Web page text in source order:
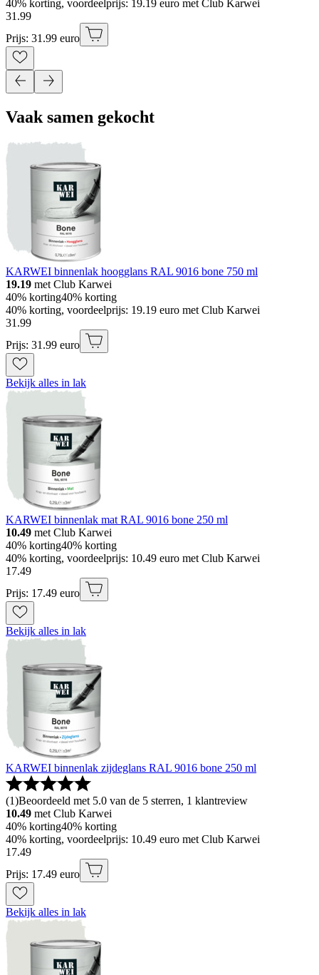
40% korting, voordeelprijs: 19.19 euro met Club Karwei
31 .99
Prijs: 31.99 euro
Vaak samen gekocht
KARWEI binnenlak hoogglans RAL 9016 bone 750 ml
19.19 met Club Karwei
40% korting40% korting
40% korting, voordeelprijs: 19.19 euro met Club Karwei
31 .99
Prijs: 31.99 euro
Bekijk alles in lak
KARWEI binnenlak mat RAL 9016 bone 250 ml
10.49 met Club Karwei
40% korting40% korting
40% korting, voordeelprijs: 10.49 euro met Club Karwei
17.49
Prijs: 17.49 euro
Bekijk alles in lak
KARWEI binnenlak zijdeglans RAL 9016 bone 250 ml
(1)Beoordeeld met 5.0 van de 5 sterren, 1 klantreview
10.49 met Club Karwei
40% korting40% korting
40% korting, voordeelprijs: 10.49 euro met Club Karwei
17.49
Prijs: 17.49 euro
Bekijk alles in lak